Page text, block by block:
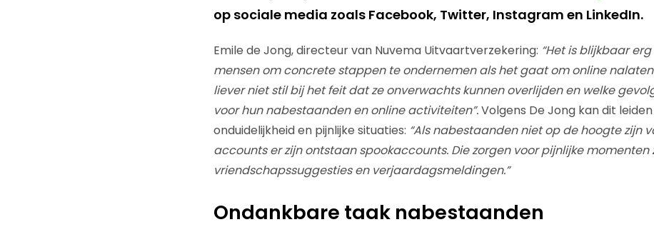
op sociale media zoals Facebook, Twitter, Instagram en LinkedIn.
Emile de Jong, directeur van Nuvema Uitvaartverzekering: “Het is blijkbaar
mensen om concrete stappen te ondernemen als het gaat om online
liever niet stil bij het feit dat ze onverwachts kunnen overlijden en welke
voor hun nabestaanden en online activiteiten”.Volgens De Jong kan dit
onduidelijkheid en pijnlijke situaties: “Als nabestaanden niet op de hoogte zijn
accounts er zijn ontstaan spookaccounts. Die zorgen voor pijnlijke momenten
vriendschapssuggesties en verjaardagsmeldingen.”
Ondankbare taak nabestaanden